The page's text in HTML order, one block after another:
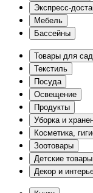
Экспресс-
Мебель
Бассейны
Товары для
Текстиль
Посуда
Освещение
Продукты
Уборка и
Косметика,
Зоотовары
Детские товары
Декор и